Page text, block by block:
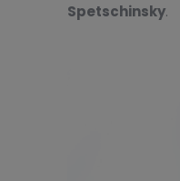
Spetschinsky.